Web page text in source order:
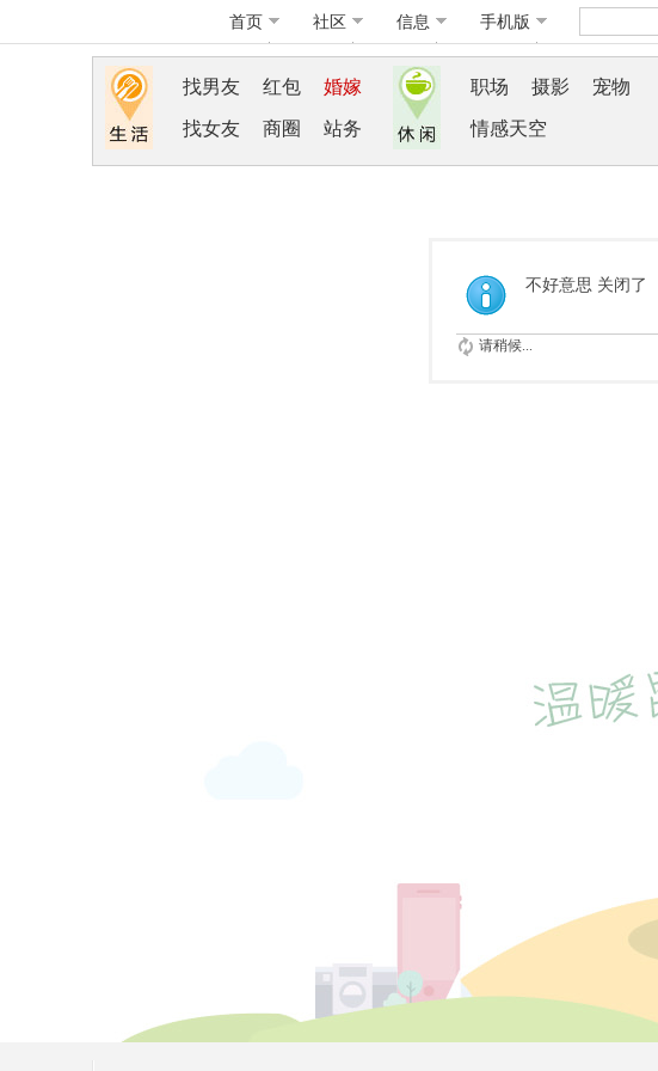
首页 社区 信息 手机版
找男友 红包 婚嫁
找女友 商圈 站务
职场 摄影 宠物
情感天空
不好意思 关闭了
请稍候...